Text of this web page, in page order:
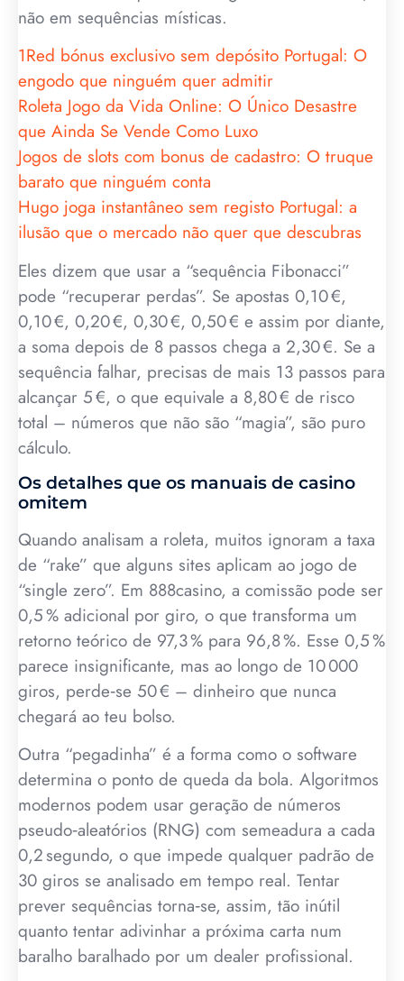
não em sequências místicas.
1Red bónus exclusivo sem depósito Portugal: O
engodo que ninguém quer admitir
Roleta Jogo da Vida Online: O Único Desastre
que Ainda Se Vende Como Luxo
Jogos de slots com bonus de cadastro: O truque
barato que ninguém conta
Hugo joga instantâneo sem registo Portugal: a
ilusão que o mercado não quer que descubras
Eles dizem que usar a “sequência Fibonacci”
pode “recuperar perdas”. Se apostas 0,10 €,
0,10 €, 0,20 €, 0,30 €, 0,50 € e assim por diante,
a soma depois de 8 passos chega a 2,30 €. Se a
sequência falhar, precisas de mais 13 passos para
alcançar 5 €, o que equivale a 8,80 € de risco
total – números que não são “magia”, são puro
cálculo.
Os detalhes que os manuais de casino
omitem
Quando analisam a roleta, muitos ignoram a taxa
de “rake” que alguns sites aplicam ao jogo de
“single zero”. Em 888casino, a comissão pode ser
0,5 % adicional por giro, o que transforma um
retorno teórico de 97,3 % para 96,8 %. Esse 0,5 %
parece insignificante, mas ao longo de 10 000
giros, perde‑se 50 € – dinheiro que nunca
chegará ao teu bolso.
Outra “pegadinha” é a forma como o software
determina o ponto de queda da bola. Algoritmos
modernos podem usar geração de números
pseudo‑aleatórios (RNG) com semeadura a cada
0,2 segundo, o que impede qualquer padrão de
30 giros se analisado em tempo real. Tentar
prever sequências torna‑se, assim, tão inútil
quanto tentar adivinhar a próxima carta num
baralho baralhado por um dealer profissional.